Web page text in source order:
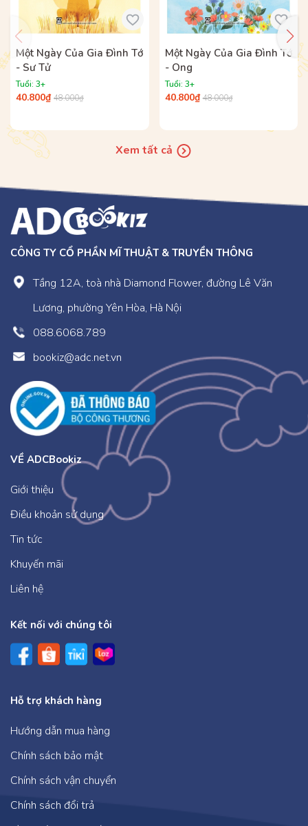
Bộ sách được phát hành tại Hệ thống nhà sách
ADCBook và các nhà sách trên toàn quốc.
Một Ngày Của Gia Đình Tớ
- Sư Tử
Tuổi: 3+
40.800₫ 48.000₫
Một Ngày Của Gia Đình Tớ
- Ong
Tuổi: 3+
40.800₫ 48.000₫
Xem tất cả
CÔNG TY CỔ PHẦN MĨ THUẬT & TRUYỀN THÔNG
Tầng 12A, toà nhà Diamond Flower, đường Lê Văn
Lương, phường Yên Hòa, Hà Nội
088.6068.789
bookiz@adc.net.vn
VỀ ADCBookiz
Giới thiệu
Điều khoản sử dụng
Tin tức
Khuyến mãi
Liên hệ
Kết nối với chúng tôi
Hỗ trợ khách hàng
Hướng dẫn mua hàng
Chính sách bảo mật
Chính sách vận chuyển
Chính sách đổi trả